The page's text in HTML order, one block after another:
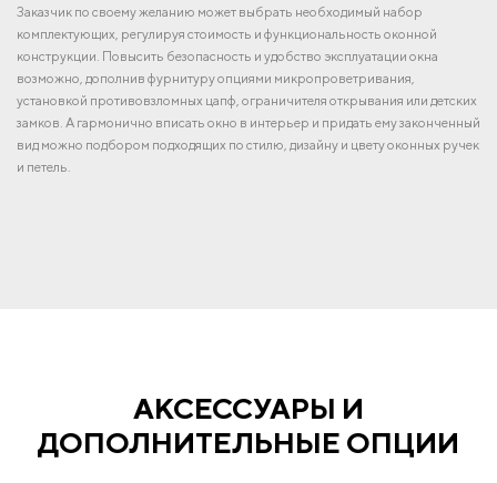
Заказчик по своему желанию может выбрать необходимый набор
комплектующих, регулируя стоимость и функциональность оконной
конструкции. Повысить безопасность и удобство эксплуатации окна
возможно, дополнив фурнитуру опциями микропроветривания,
установкой противовзломных цапф, ограничителя открывания или детских
замков. А гармонично вписать окно в интерьер и придать ему законченный
вид можно подбором подходящих по стилю, дизайну и цвету оконных ручек
и петель.
АКСЕССУАРЫ И
ДОПОЛНИТЕЛЬНЫЕ ОПЦИИ